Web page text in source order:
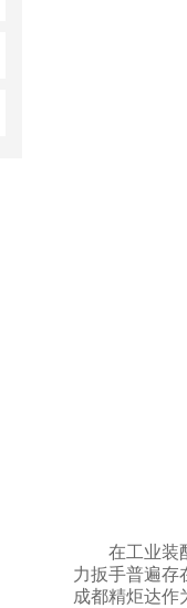
在工业装
力扳手普遍存
成都精炬达作